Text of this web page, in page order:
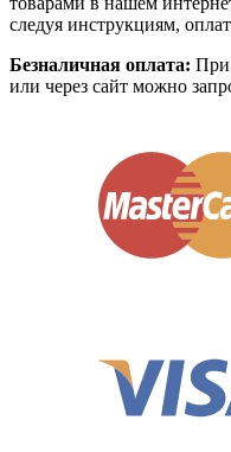
следуя инструкциям,
Безналичная оплата: При
или через сайт можно